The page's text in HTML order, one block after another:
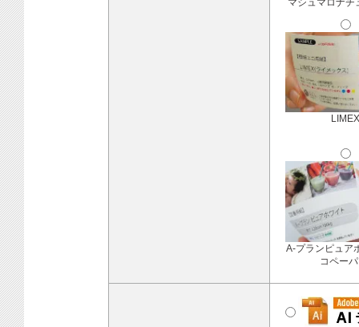
A-プランピュア
コペー